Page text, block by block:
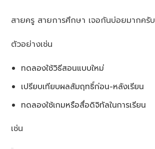
สายครู สายการศึกษา เจอกันบ่อยมากครับ
ตัวอย่างเช่น
ทดลองใช้วิธีสอนแบบใหม่
เปรียบเทียบผลสัมฤทธิ์ก่อน-หลังเรียน
ทดลองใช้เกมหรือสื่อดิจิทัลในการเรียน
เช่น